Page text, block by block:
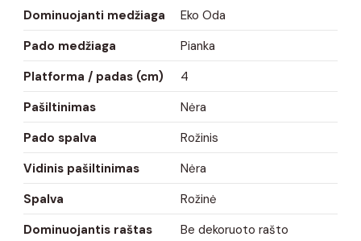
Dominuojanti medžiaga
Eko Oda
Pado medžiaga
Pianka
Platforma / padas (cm)
4
Pašiltinimas
Nėra
Pado spalva
Rožinis
Vidinis pašiltinimas
Nėra
Spalva
Rožinė
Dominuojantis raštas
Be dekoruoto rašto